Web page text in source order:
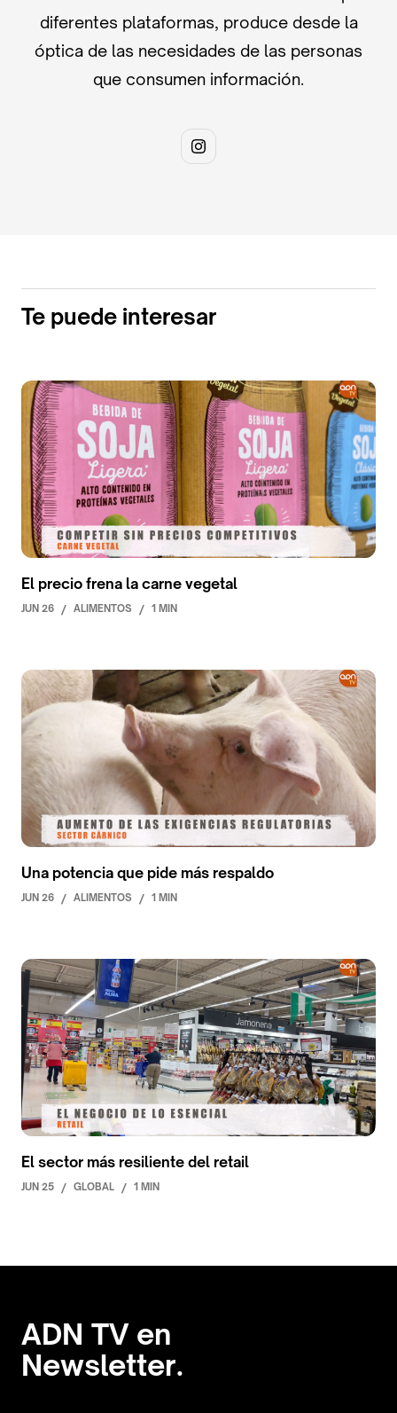
diferentes plataformas, produce desde la
óptica de las necesidades de las personas
que consumen información.
Te puede interesar
El precio frena la carne vegetal
JUN 26 / ALIMENTOS / 1 MIN
Una potencia que pide más respaldo
JUN 26 / ALIMENTOS / 1 MIN
El sector más resiliente del retail
JUN 25 / GLOBAL / 1 MIN
ADN TV en
Newsletter.